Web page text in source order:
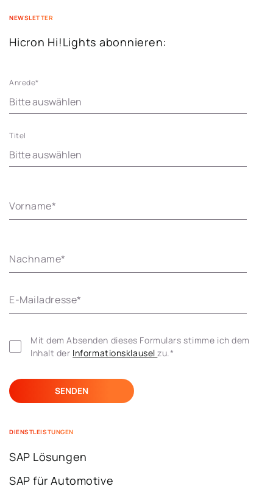
NEWSLETTER
Hicron Hi!Lights abonnieren:
Anrede*
Titel
Vorname*
Nachname*
E-Mailadresse*
Mit dem Absenden dieses Formulars stimme ich dem
Inhalt der Informationsklausel zu.*
DIENSTLEISTUNGEN
SAP Lösungen
SAP für Automotive